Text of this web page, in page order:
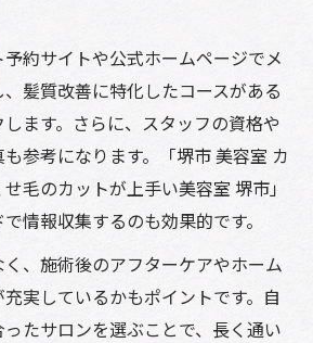
約サイトや公式ホームページでメ
髪質改善に特化したコースがある
ます。さらに、スタッフの資格や
参考になります。「堺市 美容室 カ
毛のカットが上手い美容室 堺市」
情報収集するのも効果的です。
、施術後のアフターケアやホーム
実しているかもポイントです。自
たサロンを選ぶことで、長く通い